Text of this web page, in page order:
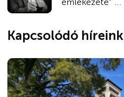
Kapcsolódó híreink